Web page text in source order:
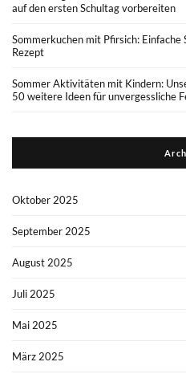
auf den ersten Schultag vorbereiten
Sommerkuchen mit Pfirsich: Einfache
Rezept
Sommer Aktivitäten mit Kindern:
50 weitere Ideen für unvergessliche
Oktober 2025
September 2025
August 2025
Juli 2025
Mai 2025
März 2025